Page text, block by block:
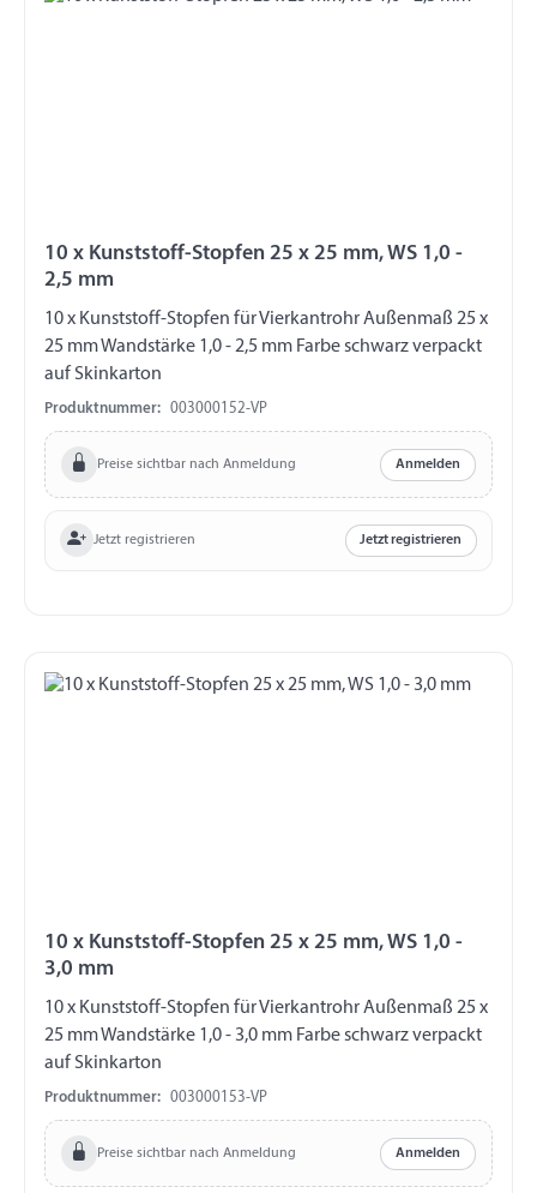
10 x Kunststoff-Stopfen 25 x 25 mm, WS 1,0 -
2,5 mm
10 x Kunststoff-Stopfen für Vierkantrohr Außenmaß 25 x
25 mm Wandstärke 1,0 - 2,5 mm Farbe schwarz verpackt
auf Skinkarton
Produktnummer: 003000152-VP
Preise sichtbar nach Anmeldung Anmelden
Jetzt registrieren Jetzt registrieren
10 x Kunststoff-Stopfen 25 x 25 mm, WS 1,0 -
3,0 mm
10 x Kunststoff-Stopfen für Vierkantrohr Außenmaß 25 x
25 mm Wandstärke 1,0 - 3,0 mm Farbe schwarz verpackt
auf Skinkarton
Produktnummer: 003000153-VP
Preise sichtbar nach Anmeldung Anmelden